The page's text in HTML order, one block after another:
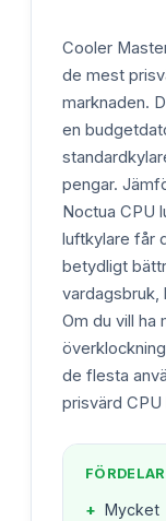
Cooler
de mest
marknaden.
en
pengar.
Noctua CPU
luftkylare får
betydligt
vardagsbruk,
Om du vill ha
de flesta
prisvärd CPU
FÖRDELAR
+ Mycket